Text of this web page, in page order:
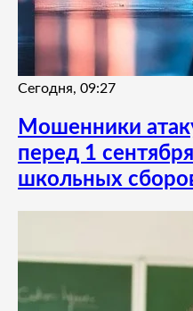
Сегодня, 09:27
Мошенники
перед 1
школьных